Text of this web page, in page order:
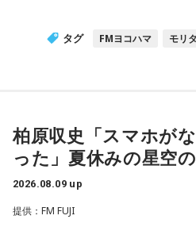
タグ FMヨコハマ モリ
柏原収史「スマホが
った」夏休みの星空
2026.08.09 up
提供：FM FUJI